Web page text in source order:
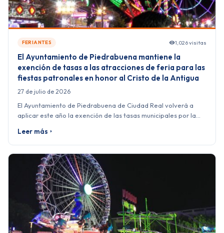
FERIANTES 1,026 visitas
El Ayuntamiento de Piedrabuena mantiene la
exención de tasas a las atracciones de feria para las
fiestas patronales en honor al Cristo de la Antigua
27 de julio de 2026
El Ayuntamiento de Piedrabuena de Ciudad Real volverá a
aplicar este año la exención de las tasas municipales por la…
Leer más